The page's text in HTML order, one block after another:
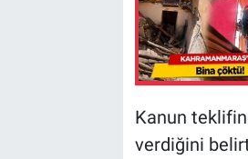
Kanun
verdiğini